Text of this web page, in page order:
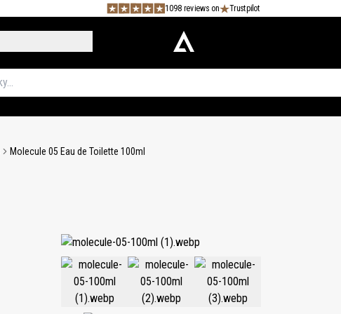
1098 reviews on Trustpilot
Molecule 05 Eau de Toilette 100ml